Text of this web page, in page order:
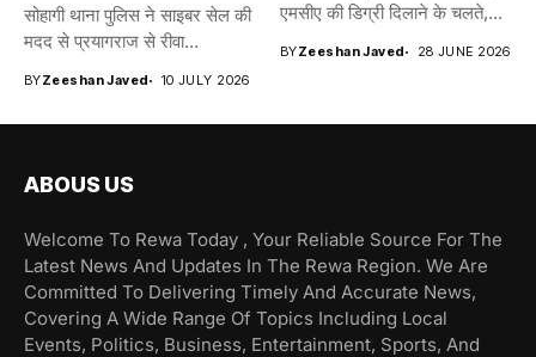
सोहागी थाना पुलिस ने साइबर सेल की
मदद से प्रयागराज से रीवा...
BYZeeshan Javed 10 JULY 2026
एमसीए की डिग्री दिलाने के चलते,...
BYZeeshan Javed 28 JUNE 2026
ABOUS US
Welcome To Rewa Today , Your Reliable Source For The
Latest News And Updates In The Rewa Region. We Are
Committed To Delivering Timely And Accurate News,
Covering A Wide Range Of Topics Including Local
Events, Politics, Business, Entertainment, Sports, And